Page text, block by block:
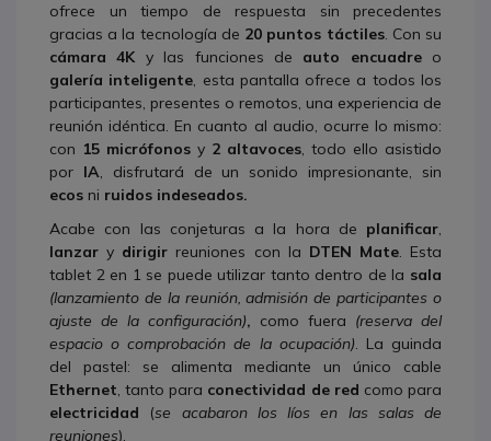
ofrece un tiempo de respuesta sin precedentes
gracias a la tecnología de 20 puntos táctiles. Con su
cámara 4K y las funciones de auto encuadreo
galería inteligente, esta pantalla ofrece a todos los
participantes, presentes o remotos, una experiencia de
reunión idéntica. En cuanto al audio, ocurre lo mismo:
con 15 micrófonos y 2 altavoces, todo ello asistido
por IA, disfrutará de un sonido impresionante, sin
ecos ni ruidos indeseados.
Acabe con las conjeturas a la hora de planificar,
lanzar y dirigir reuniones con la DTEN Mate. Esta
tablet 2 en 1 se puede utilizar tanto dentro de la sala
(lanzamiento de la reunión, admisión de participantes o
ajuste de la configuración), como fuera (reserva del
espacio o comprobación de la ocupación). La guinda
del pastel: se alimenta mediante un único cable
Ethernet, tanto para conectividad de red como para
electricidad (se acabaron los líos en las salas de
reuniones).